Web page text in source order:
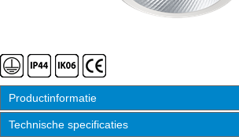
Productinformatie
Technische specificaties